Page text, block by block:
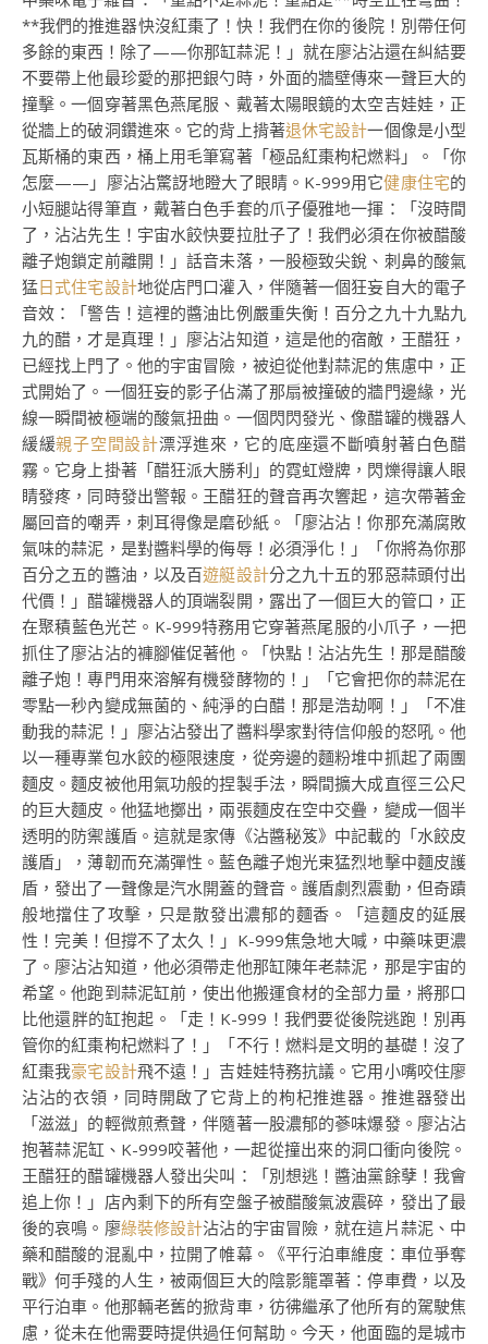
**我們的推進器快沒紅棗了！快！我們在你的後院！別帶任何
多餘的東西！除了——你那缸蒜泥！」就在廖沾沾還在糾結要
不要帶上他最珍愛的那把銀勺時，外面的牆壁傳來一聲巨大的
撞擊。一個穿著黑色燕尾服、戴著太陽眼鏡的太空吉娃娃，正
從牆上的破洞鑽進來。它的背上揹著退休宅設計一個像是小型
瓦斯桶的東西，桶上用毛筆寫著「極品紅棗枸杞燃料」。「你
怎麼——」廖沾沾驚訝地瞪大了眼睛。K-999用它健康住宅的
小短腿站得筆直，戴著白色手套的爪子優雅地一揮：「沒時間
了，沾沾先生！宇宙水餃快要拉肚子了！我們必須在你被醋酸
離子炮鎖定前離開！」話音未落，一股極致尖銳、刺鼻的酸氣
猛日式住宅設計地從店門口灌入，伴隨著一個狂妄自大的電子
音效：「警告！這裡的醬油比例嚴重失衡！百分之九十九點九
九的醋，才是真理！」廖沾沾知道，這是他的宿敵，王醋狂，
已經找上門了。他的宇宙冒險，被迫從他對蒜泥的焦慮中，正
式開始了。一個狂妄的影子佔滿了那扇被撞破的牆門邊緣，光
線一瞬間被極端的酸氣扭曲。一個閃閃發光、像醋罐的機器人
緩緩親子空間設計漂浮進來，它的底座還不斷噴射著白色醋
霧。它身上掛著「醋狂派大勝利」的霓虹燈牌，閃爍得讓人眼
睛發疼，同時發出警報。王醋狂的聲音再次響起，這次帶著金
屬回音的嘲弄，刺耳得像是磨砂紙。「廖沾沾！你那充滿腐敗
氣味的蒜泥，是對醬料學的侮辱！必須淨化！」「你將為你那
百分之五的醬油，以及百遊艇設計分之九十五的邪惡蒜頭付出
代價！」醋罐機器人的頂端裂開，露出了一個巨大的管口，正
在聚積藍色光芒。K-999特務用它穿著燕尾服的小爪子，一把
抓住了廖沾沾的褲腳催促著他。「快點！沾沾先生！那是醋酸
離子炮！專門用來溶解有機發酵物的！」「它會把你的蒜泥在
零點一秒內變成無菌的、純淨的白醋！那是浩劫啊！」「不准
動我的蒜泥！」廖沾沾發出了醬料學家對待信仰般的怒吼。他
以一種專業包水餃的極限速度，從旁邊的麵粉堆中抓起了兩團
麵皮。麵皮被他用氣功般的捏製手法，瞬間擴大成直徑三公尺
的巨大麵皮。他猛地擲出，兩張麵皮在空中交疊，變成一個半
透明的防禦護盾。這就是家傳《沾醬秘笈》中記載的「水餃皮
護盾」，薄韌而充滿彈性。藍色離子炮光束猛烈地擊中麵皮護
盾，發出了一聲像是汽水開蓋的聲音。護盾劇烈震動，但奇蹟
般地擋住了攻擊，只是散發出濃郁的麵香。「這麵皮的延展
性！完美！但撐不了太久！」K-999焦急地大喊，中藥味更濃
了。廖沾沾知道，他必須帶走他那缸陳年老蒜泥，那是宇宙的
希望。他跑到蒜泥缸前，使出他搬運食材的全部力量，將那口
比他還胖的缸抱起。「走！K-999！我們要從後院逃跑！別再
管你的紅棗枸杞燃料了！」「不行！燃料是文明的基礎！沒了
紅棗我豪宅設計飛不遠！」吉娃娃特務抗議。它用小嘴咬住廖
沾沾的衣領，同時開啟了它背上的枸杞推進器。推進器發出
「滋滋」的輕微煎煮聲，伴隨著一股濃郁的蔘味爆發。廖沾沾
抱著蒜泥缸、K-999咬著他，一起從撞出來的洞口衝向後院。
王醋狂的醋罐機器人發出尖叫：「別想逃！醬油黨餘孽！我會
追上你！」店內剩下的所有空盤子被醋酸氣波震碎，發出了最
後的哀鳴。廖綠裝修設計沾沾的宇宙冒險，就在這片蒜泥、中
藥和醋酸的混亂中，拉開了帷幕。《平行泊車維度：車位爭奪
戰》何手殘的人生，被兩個巨大的陰影籠罩著：停車費，以及
平行泊車。他那輛老舊的掀背車，彷彿繼承了他所有的駕駛焦
慮，從未在他需要時提供過任何幫助。今天，他面臨的是城市